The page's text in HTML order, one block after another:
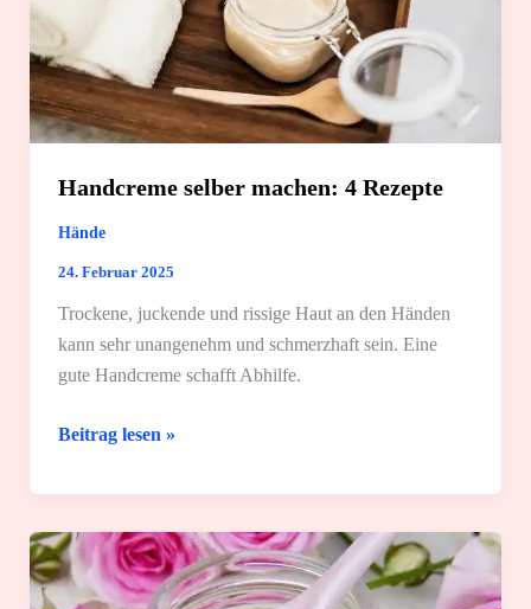
Handcreme selber machen: 4 Rezepte
Hände
24. Februar 2025
Trockene, juckende und rissige Haut an den Händen
kann sehr unangenehm und schmerzhaft sein. Eine
gute Handcreme schafft Abhilfe.
Handcreme
machen:
Rezepte
Beitrag lesen »